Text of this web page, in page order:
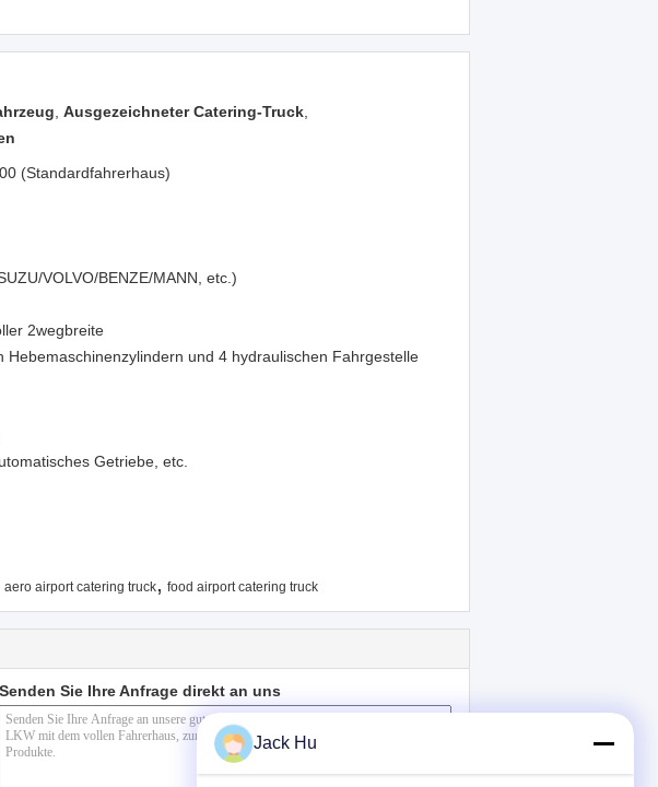
Ausgezeichneter Catering-Truck
(Standardfahrerhaus)
VOLVO/BENZE/MANN, etc.)
2wegbreite
und 4 hydraulischen Fahrgestelle
Getriebe, etc.
aero airport catering truck, food airport catering truck
Senden Sie Ihre Anfrage direkt an uns
Jack Hu